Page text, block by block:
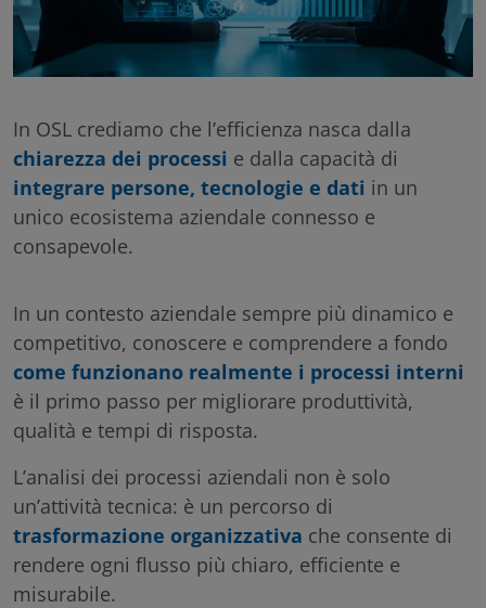
In OSL crediamo che l’efficienza nasca dalla
chiarezza dei processi e dalla capacità di
integrare persone, tecnologie e dati in un
unico ecosistema aziendale connesso e
consapevole.
In un contesto aziendale sempre più dinamico e
competitivo, conoscere e comprendere a fondo
come funzionano realmente i processi interni
è il primo passo per migliorare produttività,
qualità e tempi di risposta.
L’analisi dei processi aziendali non è solo
un’attività tecnica: è un percorso di
trasformazione organizzativa che consente di
rendere ogni flusso più chiaro, efficiente e
misurabile.